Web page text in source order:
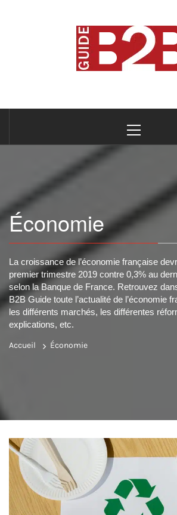
B2B
principal
Économie
La croissance de l’économie française
premier trimestre 2019 contre 0,3% au
selon la Banque de France. Retrouvez
B2B Guide toute l’actualité de l’économie
les différents marchés, les différentes
explications, etc.
Accueil Économie